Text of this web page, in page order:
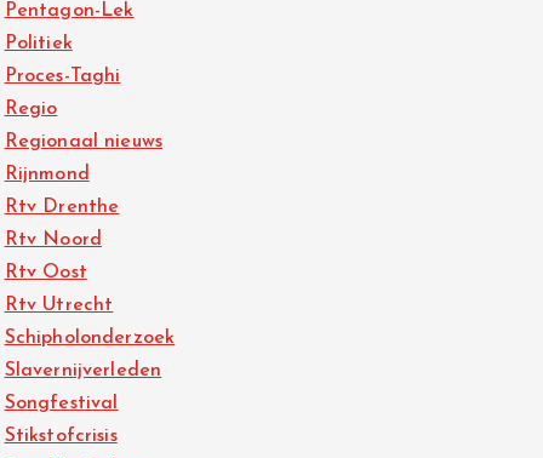
Pentagon-Lek
Politiek
Proces-Taghi
Regio
Regionaal nieuws
Rijnmond
Rtv Drenthe
Rtv Noord
Rtv Oost
Rtv Utrecht
Schipholonderzoek
Slavernijverleden
Songfestival
Stikstofcrisis